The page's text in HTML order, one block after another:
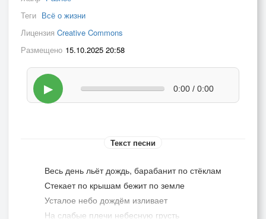
Теги Всё о жизни
Лицензия Creative Commons
Размещено 15.10.2025 20:58
▶ 0:00 / 0:00
Текст песни
Весь день льёт дождь, барабанит по стёклам
Стекает по крышам бежит по земле
Усталое небо дождём изливает
На слабые плечи небесную грусть